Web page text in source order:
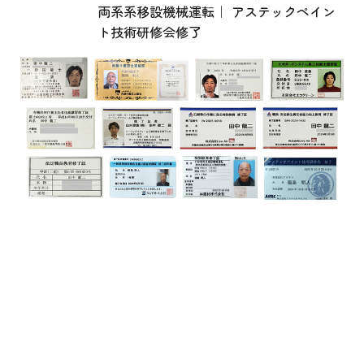
両系系移設機械運転｜ アステックペイン
ト技術研修会修了